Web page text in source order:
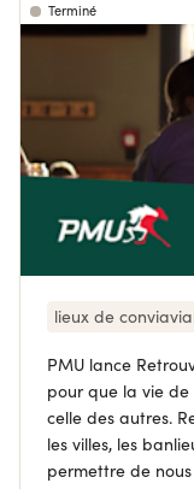
Terminé
lieux de
PMU lance
pour que la vie de
celle des autres.
les villes, les
permettre de